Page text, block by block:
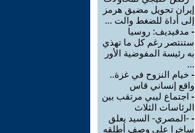
إيران تحويل مضيق هرمز
إلى أداة للضغط والت ...
- مدفيديف: روسيا
ستنتصر رغم كل ما تهذي
به رئيسة المفوضية الأور
...
- خيام النزوح في غزة..
واقع إنساني قاس
- اجتماع ليبي مرتقب بين
الرئاسات الثلاث
- -المصري- السيد يعلق
ساخرا على وصف أطلقه